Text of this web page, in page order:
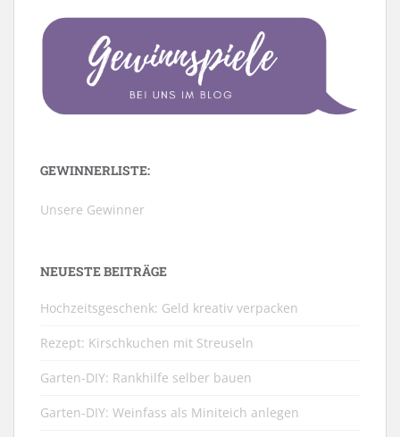
GEWINNERLISTE:
Unsere Gewinner
NEUESTE BEITRÄGE
Hochzeitsgeschenk: Geld kreativ verpacken
Rezept: Kirschkuchen mit Streuseln
Garten-DIY: Rankhilfe selber bauen
Garten-DIY: Weinfass als Miniteich anlegen